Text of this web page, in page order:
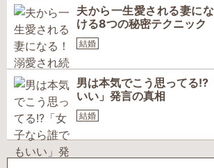
夫から一生愛される妻に
ける8つの秘密テクニック
結婚
男は本気でこう思ってる!?
いい」発言の真相
結婚